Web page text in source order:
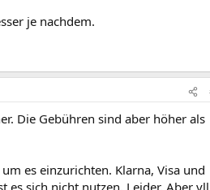
je nachdem.
Die Gebühren sind aber höher als
es einzurichten. Klarna, Visa und
es sich nicht nutzen. Leider. Aber vll